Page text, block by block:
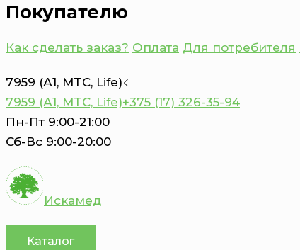
Покупателю
Как сделать заказ? Оплата Для потребителя
7959 (А1, MTC, Life)
7959 (А1, MTC, Life)+375 (17) 326-35-94
Пн-Пт 9:00-21:00
Сб-Вс 9:00-20:00
Искамед
Каталог